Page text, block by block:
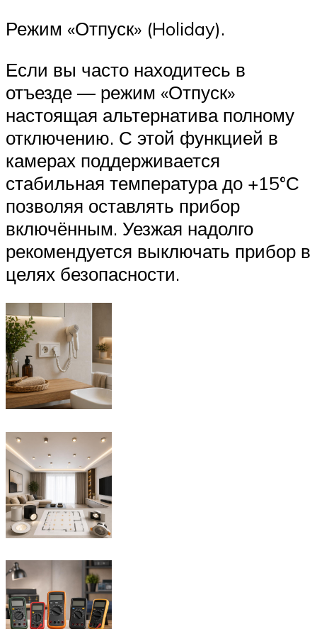
Режим «Отпуск» (Holiday).
Если вы часто находитесь в
отъезде — режим «Отпуск»
настоящая альтернатива полному
отключению. С этой функцией в
камерах поддерживается
стабильная температура до +15°С
позволяя оставлять прибор
включённым. Уезжая надолго
рекомендуется выключать прибор в
целях безопасности.